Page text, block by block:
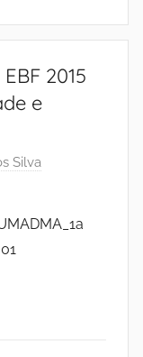
2015
e
Silva
01